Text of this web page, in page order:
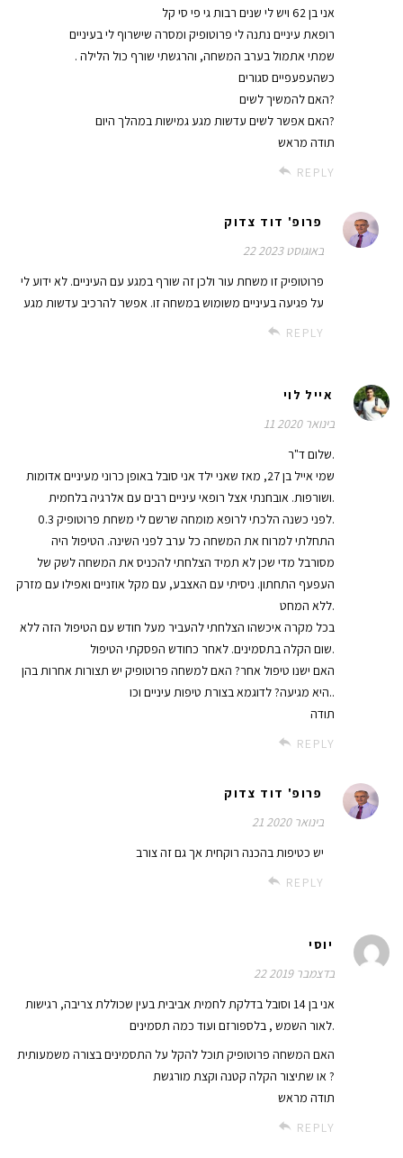
אני בן 62 ויש לי שנים רבות גי פי סי קל
רופאת עיניים נתנה לי פרוטופיק ומסרה שישרוף לי בעיניים
. שמתי אתמול בערב המשחה, והרגשתי שורף כול הלילה
כשהעפעפיים סגורים
האם להמשיך לשים?
האם אפשר לשים עדשות מגע גמישות במהלך היום?
תודה מראש
REPLY
פרופ' דוד צדוק
22 באוגוסט 2023
פרוטופיק זו משחת עור ולכן זה שורף במגע עם העיניים. לא ידוע לי
על פגיעה בעיניים משומוש במשחה זו. אפשר להרכיב עדשות מגע
REPLY
אייל לוי
11 בינואר 2020
שלום ד"ר.
שמי אייל בן 27, מאז שאני ילד אני סובל באופן כרוני מעיניים אדומות
ושורפות. אובחנתי אצל רופאי עיניים רבים עם אלרגיה בלחמית.
לפני כשנה הלכתי לרופא מומחה שרשם לי משחת פרוטופיק 0.3.
התחלתי למרוח את המשחה כל ערב לפני השינה. הטיפול היה
מסורבל מדי שכן לא תמיד הצלחתי להכניס את המשחה לשק של
העפעף התחתון. ניסיתי עם האצבע, עם מקל אוזניים ואפילו עם מזרק
ללא המחט.
בכל מקרה איכשהו הצלחתי להעביר מעל חודש עם הטיפול הזה ללא
שום הקלה בתסמינים. לאחר כחודש הפסקתי הטיפול.
האם ישנו טיפול אחר? האם למשחה פרוטופיק יש תצורות אחרות בהן
היא מגיעה? לדוגמא בצורת טיפות עיניים וכו..
תודה
REPLY
פרופ' דוד צדוק
21 בינואר 2020
יש כטיפות בהכנה רוקחית אך גם זה צורב
REPLY
יוסי
22 בדצמבר 2019
אני בן 14 וסובל בדלקת לחמית אביבית בעין שכוללת צריבה, רגישות
לאור השמש , בלספורזם ועוד כמה תסמינים.
האם המשחה פרוטופיק תוכל להקל על התסמינים בצורה משמעותית
או שתיצור הקלה קטנה וקצת מורגשת ?
תודה מראש
REPLY